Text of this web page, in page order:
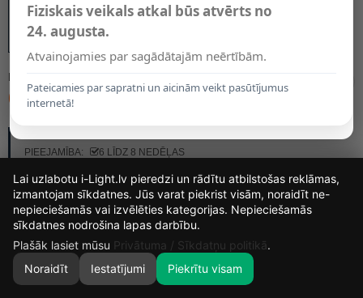
0
MODELIS:
615.00€
PIEEJAMĪBA:
6 LĪDZ 8 NEDĒĻAS
Fiziskais veikals atkal būs atvērts no
24. augusta.
Atvainojamies par sagādātajām neērtībām.
Pateicamies par sapratni un aicinām veikt pasūtījumus
internetā!
15
DIENAS
7
STUNDAS
24
MIN.
12
Lai uzlabotu i-Light.lv pieredzi un rādītu atbilstošas reklāmas,
izmantojam sīkdatnes. Jūs varat piekrist visām, noraidīt ne-
nepieciešamās vai izvēlēties kategorijas. Nepieciešamās
sīkdatnes nodrošina lapas darbību.
Plašāk lasiet mūsu Privātuma / Sīkdatņu politikā.
Noraidīt
Iestatījumi Piekrītu visam